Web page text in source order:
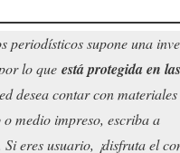
periodísticos supone una
lo que está protegida en
desea contar con
o medio impreso, escriba a
Si eres usuario, ¡disfruta el